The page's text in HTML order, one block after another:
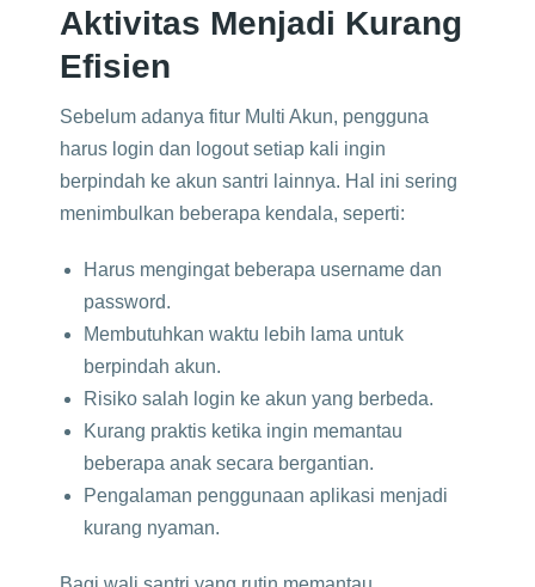
Aktivitas Menjadi Kurang
Efisien
Sebelum adanya fitur Multi Akun, pengguna
harus login dan logout setiap kali ingin
berpindah ke akun santri lainnya. Hal ini sering
menimbulkan beberapa kendala, seperti:
Harus mengingat beberapa username dan
password.
Membutuhkan waktu lebih lama untuk
berpindah akun.
Risiko salah login ke akun yang berbeda.
Kurang praktis ketika ingin memantau
beberapa anak secara bergantian.
Pengalaman penggunaan aplikasi menjadi
kurang nyaman.